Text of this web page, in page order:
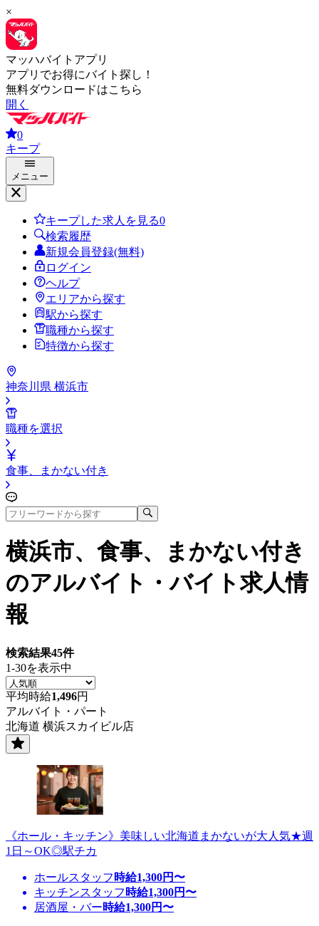
×
マッハバイトアプリ
アプリでお得にバイト探し！
無料ダウンロードはこちら
開く
0
キープ
メニュー
キープした求人を見る0
検索履歴
新規会員登録(無料)
ログイン
ヘルプ
エリアから探す
駅から探す
職種から探す
特徴から探す
神奈川県 横浜市
職種を選択
食事、まかない付き
横浜市、食事、まかない付き
のアルバイト・バイト求人情
報
検索結果45件
1-30を表示中
平均時給1,496円
アルバイト・パート
北海道 横浜スカイビル店
《ホール・キッチン》美味しい北海道まかないが大人気★週
1日～OK◎駅チカ
ホールスタッフ 時給1,300円〜
キッチンスタッフ 時給1,300円〜
居酒屋・バー時給1,300円〜